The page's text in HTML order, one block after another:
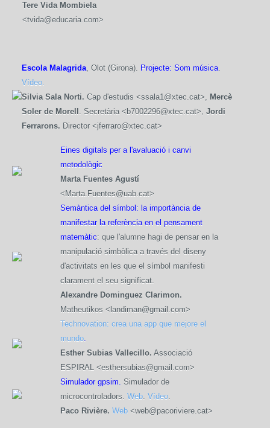
Tere Vida Mombiela
<tvida@educaria.com>
Escola Malagrida, Olot (Girona). Projecte: Som música.
Vídeo.
Silvia Sala Norti. Cap d'estudis <ssala1@xtec.cat>, Mercè
Soler de Morell . Secretària <b7002296@xtec.cat>, Jordi
Ferrarons. Director <jferraro@xtec.cat>
Eines digitals per a l'avaluació i canvi
metodològic
Marta Fuentes Agustí
<Marta.Fuentes@uab.cat>
Semàntica del símbol: la importància de
manifestar la referència en el pensament
matemàtic: que l'alumne hagi de pensar en la
manipulació simbòlica a través del diseny
d'activitats en les que el símbol manifesti
clarament el seu significat.
Alexandre Dominguez Clarimon.
Matheutikos <landiman@gmail.com>
Technovation: crea una app que mejore el
mundo.
Esther Subias Vallecillo. Associació
ESPIRAL <esthersubias@gmail.com>
Simulador gpsim. Simulador de
microcontroladors. Web. Vídeo.
Paco Rivière. Web <web@pacoriviere.cat>